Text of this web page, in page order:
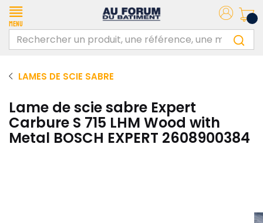
Menu
LAMES DE SCIE SABRE
Lame de scie sabre Expert
Carbure S 715 LHM Wood with
Metal BOSCH EXPERT 2608900384